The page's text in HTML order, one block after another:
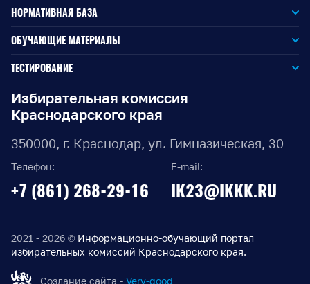
Избирательная комиссия
Краснодарского края
350000, г. Краснодар, ул. Гимназическая, 30
Телефон:
+7 (861) 268-29-16
E-mail:
IK23@IKKK.RU
2021 - 2026 © Информационно-обучающий портал
избирательных комиссий Краснодарского края.
Создание сайта - Very-good
НОРМАТИВНАЯ БАЗА
Законодательство РФ
Законодательство КК
Документы ЦИК России
Документы ИККК
Выборы Губернатора Краснодарского края
Краснодарского края
края
Правовые акты по выборам депутатов Государственной
Думы Федерального Собрания РФ восьмого созыва
ОБУЧАЮЩИЕ МАТЕРИАЛЫ
Для окружной избирательной комиссии
Для территориальной избирательной комиссии
Для участковой избирательной комиссии
ТЕСТИРОВАНИЕ
Для членов участковых избирательных комиссий